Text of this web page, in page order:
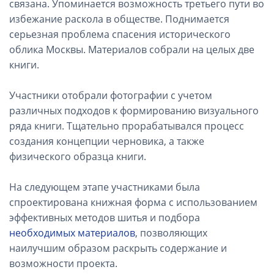
связана. Упоминается возможность третьего пути во
избежание раскола в обществе. Поднимается
серьезная проблема спасения исторического
облика Москвы. Материалов собрали на целых две
книги.
Участники отобрали фотографии с учетом
различных подходов к формированию визуального
ряда книги. Тщательно прорабатывался процесс
создания концепции черновика, а также
физического образца книги.
На следующем этапе участниками была
спроектирована книжная форма с использованием
эффективных методов шитья и подбора
необходимых материалов, позволяющих
наилучшим образом раскрыть содержание и
возможности проекта.